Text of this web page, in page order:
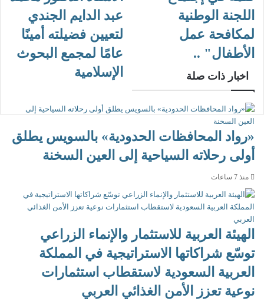
اللجنة الوطنية
لمكافحة عمل
الأطفال" ..
عبد الدايم الجندي
لتعيين فضيلته أمينًا
عامًا لمجمع البحوث
الإسلامية
اخبار ذات صلة
«رواد المحافظات الحدودية» بالسويس يطلق
أولى رحلاته السياحية إلى العين السخنة
منذ 7 ساعات
الهيئة العربية للاستثمار والإنماء الزراعي
توسّع شراكاتها الاستراتيجية في المملكة
العربية السعودية لاستقطاب استثمارات
نوعية تعزز الأمن الغذائي العربي